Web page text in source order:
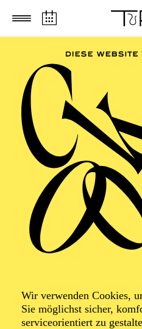
Zum Hauptinhalt springen
Wir verwenden Cookies,
Sie möglichst sicher,
serviceorientiert zu
AALTO
Der
Eine